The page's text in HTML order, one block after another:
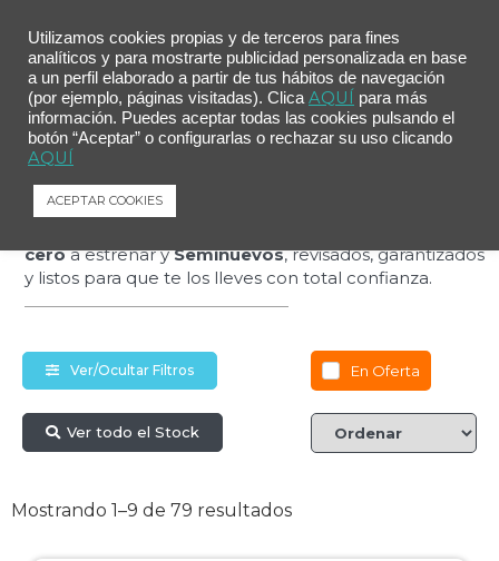
Estrena más por
menos
ceroa estrenar ySeminuevos, revisados, garantizados
y listos para que te los lleves con total confianza.
Ver/Ocultar Filtros En Oferta
Ver todo el Stock
Mostrando 1–9 de 79 resultados
Utilizamos cookies propias y de terceros para fines
analíticos y para mostrarte publicidad personalizada en base
a un perfil elaborado a partir de tus hábitos de navegación
(por ejemplo, páginas visitadas). Clica AQUÍ para más
información. Puedes aceptar todas las cookies pulsando el
botón “Aceptar” o configurarlas o rechazar su uso clicando
AQUÍ
ACEPTAR COOKIES